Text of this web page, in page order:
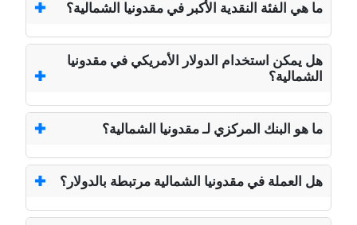
ما هي الفئة النقدية الأكبر في مقدونيا الشمالية؟
هل يمكن استخدام الدولار الأمريكي في مقدونيا
الشمالية؟
ما هو البنك المركزي لـ مقدونيا الشمالية؟
هل العملة في مقدونيا الشمالية مرتبطة بالدولار؟